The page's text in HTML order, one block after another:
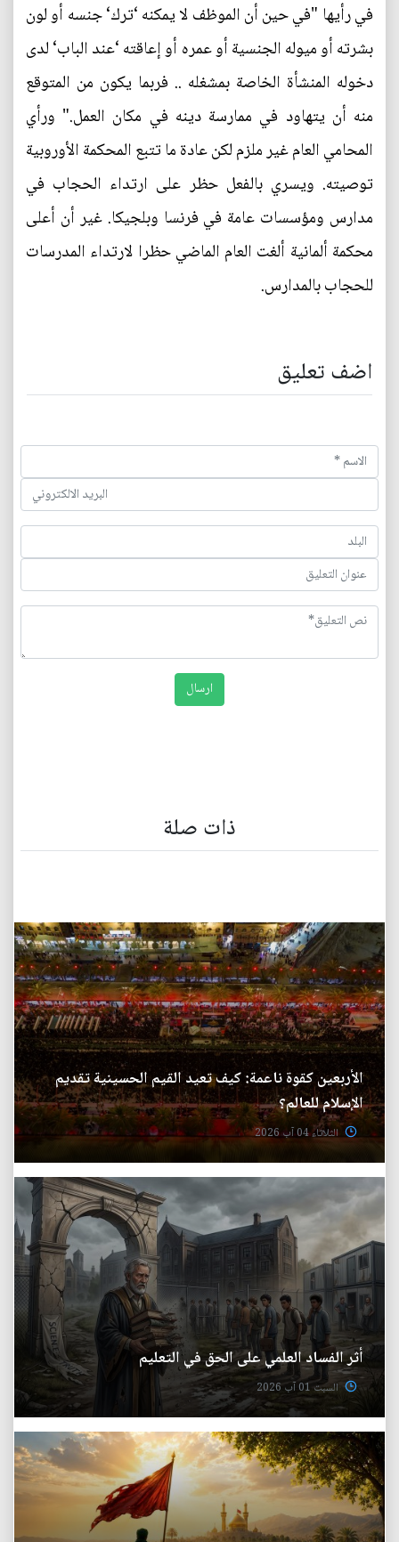
في رأيها "في حين أن الموظف لا يمكنه ‘ترك‘ جنسه أو لون
بشرته أو ميوله الجنسية أو عمره أو إعاقته ‘عند الباب‘ لدى
دخوله المنشأة الخاصة بمشغله .. فربما يكون من المتوقع
منه أن يتهاود في ممارسة دينه في مكان العمل." ورأي
المحامي العام غير ملزم لكن عادة ما تتبع المحكمة الأوروبية
توصيته. ويسري بالفعل حظر على ارتداء الحجاب في
مدارس ومؤسسات عامة في فرنسا وبلجيكا. غير أن أعلى
محكمة ألمانية ألغت العام الماضي حظرا لارتداء المدرسات
للحجاب بالمدارس.
اضف تعليق
ذات صلة
الأربعين كقوة ناعمة: كيف تعيد القيم الحسينية تقديم
الإسلام للعالم؟
الثلاثاء 04 آب 2026
أثر الفساد العلمي على الحق في التعليم
السبت 01 آب 2026